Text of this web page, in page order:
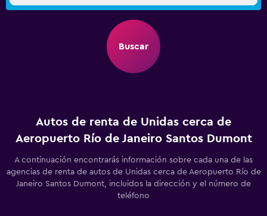
Buscar
Autos de renta de Unidas cerca de
Aeropuerto Río de Janeiro Santos Dumont
A continuación encontrarás información sobre cada una de las
agencias de renta de autos de Unidas cerca de Aeropuerto Río de
Janeiro Santos Dumont, incluidos la dirección y el número de
teléfono